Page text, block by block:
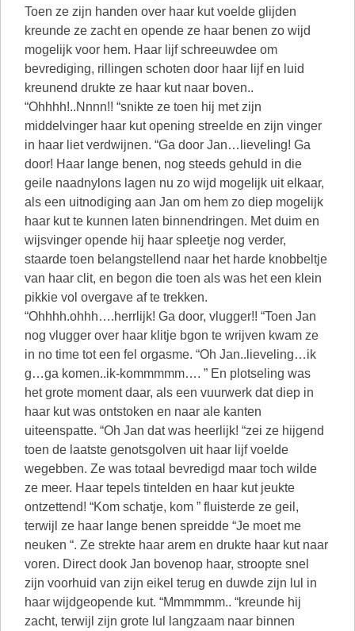
Toen ze zijn handen over haar kut voelde glijden
kreunde ze zacht en opende ze haar benen zo wijd
mogelijk voor hem. Haar lijf schreeuwdee om
bevrediging, rillingen schoten door haar lijf en luid
kreunend drukte ze haar kut naar boven..
“Ohhhh!..Nnnn!! “snikte ze toen hij met zijn
middelvinger haar kut opening streelde en zijn vinger
in haar liet verdwijnen. “Ga door Jan…lieveling! Ga
door! Haar lange benen, nog steeds gehuld in die
geile naadnylons lagen nu zo wijd mogelijk uit elkaar,
als een uitnodiging aan Jan om hem zo diep mogelijk
haar kut te kunnen laten binnendringen. Met duim en
wijsvinger opende hij haar spleetje nog verder,
staarde toen belangstellend naar het harde knobbeltje
van haar clit, en begon die toen als was het een klein
pikkie vol overgave af te trekken.
“Ohhhh.ohhh….herrlijk! Ga door, vlugger!! “Toen Jan
nog vlugger over haar klitje bgon te wrijven kwam ze
in no time tot een fel orgasme. “Oh Jan..lieveling…ik
g…ga komen..ik-kommmmm…. ” En plotseling was
het grote moment daar, als een vuurwerk dat diep in
haar kut was ontstoken en naar ale kanten
uiteenspatte. “Oh Jan dat was heerlijk! “zei ze hijgend
toen de laatste genotsgolven uit haar lijf voelde
wegebben. Ze was totaal bevredigd maar toch wilde
ze meer. Haar tepels tintelden en haar kut jeukte
ontzettend! “Kom schatje, kom ” fluisterde ze geil,
terwijl ze haar lange benen spreidde “Je moet me
neuken “. Ze strekte haar arem en drukte haar kut naar
voren. Direct dook Jan bovenop haar, stroopte snel
zijn voorhuid van zijn eikel terug en duwde zijn lul in
haar wijdgeopende kut. “Mmmmmm.. “kreunde hij
zacht, terwijl zijn grote lul langzaam naar binnen